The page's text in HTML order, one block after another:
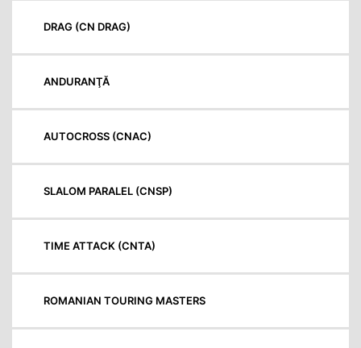
DRAG (CN DRAG)
ANDURANŢĂ
AUTOCROSS (CNAC)
SLALOM PARALEL (CNSP)
TIME ATTACK (CNTA)
ROMANIAN TOURING MASTERS